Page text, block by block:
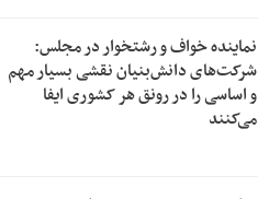
نماینده خواف و رشتخوار در مجلس:
شرکت‌های دانش‌بنیان نقشی بسیار مهم
و اساسی را در رونق هر کشوری ایفا
می‌کنند